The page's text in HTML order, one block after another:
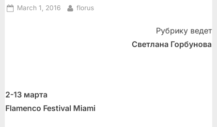
Posted
March 1, 2016 By
florus
Рубрику ведет
Светлана Горбунова
2-13 марта
Flamenco Festival Miami